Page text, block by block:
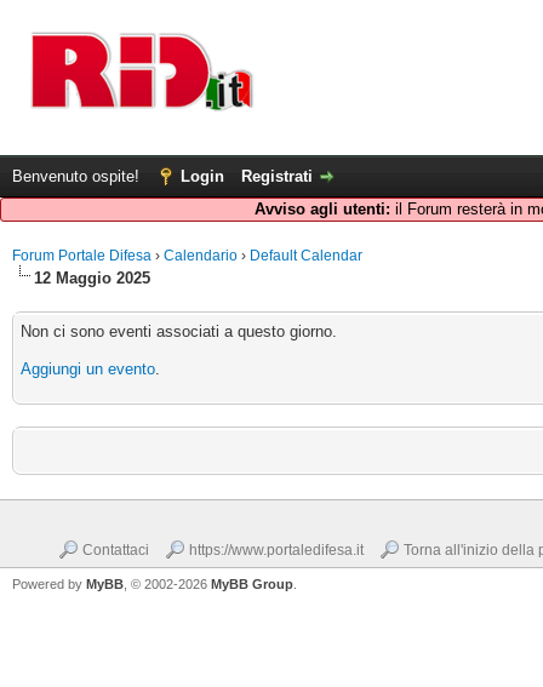
Benvenuto ospite! Login
Registrati
Avviso agli utenti: il Forum resterà in
Forum Portale Difesa › Calendario › Default Calendar
12 Maggio 2025
Non ci sono eventi associati a questo giorno.
Aggiungi un evento.
Contattaci https://www.portaledifesa.it Torna all'inizio della
Powered by MyBB , © 2002-2026 MyBB Group